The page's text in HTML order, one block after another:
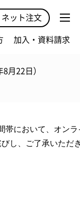
ネット注文
加入・資料請求
月22日）
帯において、オン
し、ご了承いただ